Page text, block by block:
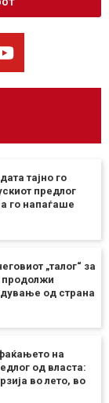
тајно го
предлог
го напаѓаше
„талог“ за
од страна
на
од власта:
во лето, во